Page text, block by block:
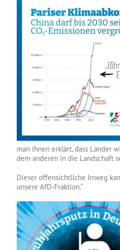
man ihnen erklärt, dass Länder
dem anderen in die Landschaft
Dieser offensichtliche Irrweg
unsere AfD-Fraktion.“